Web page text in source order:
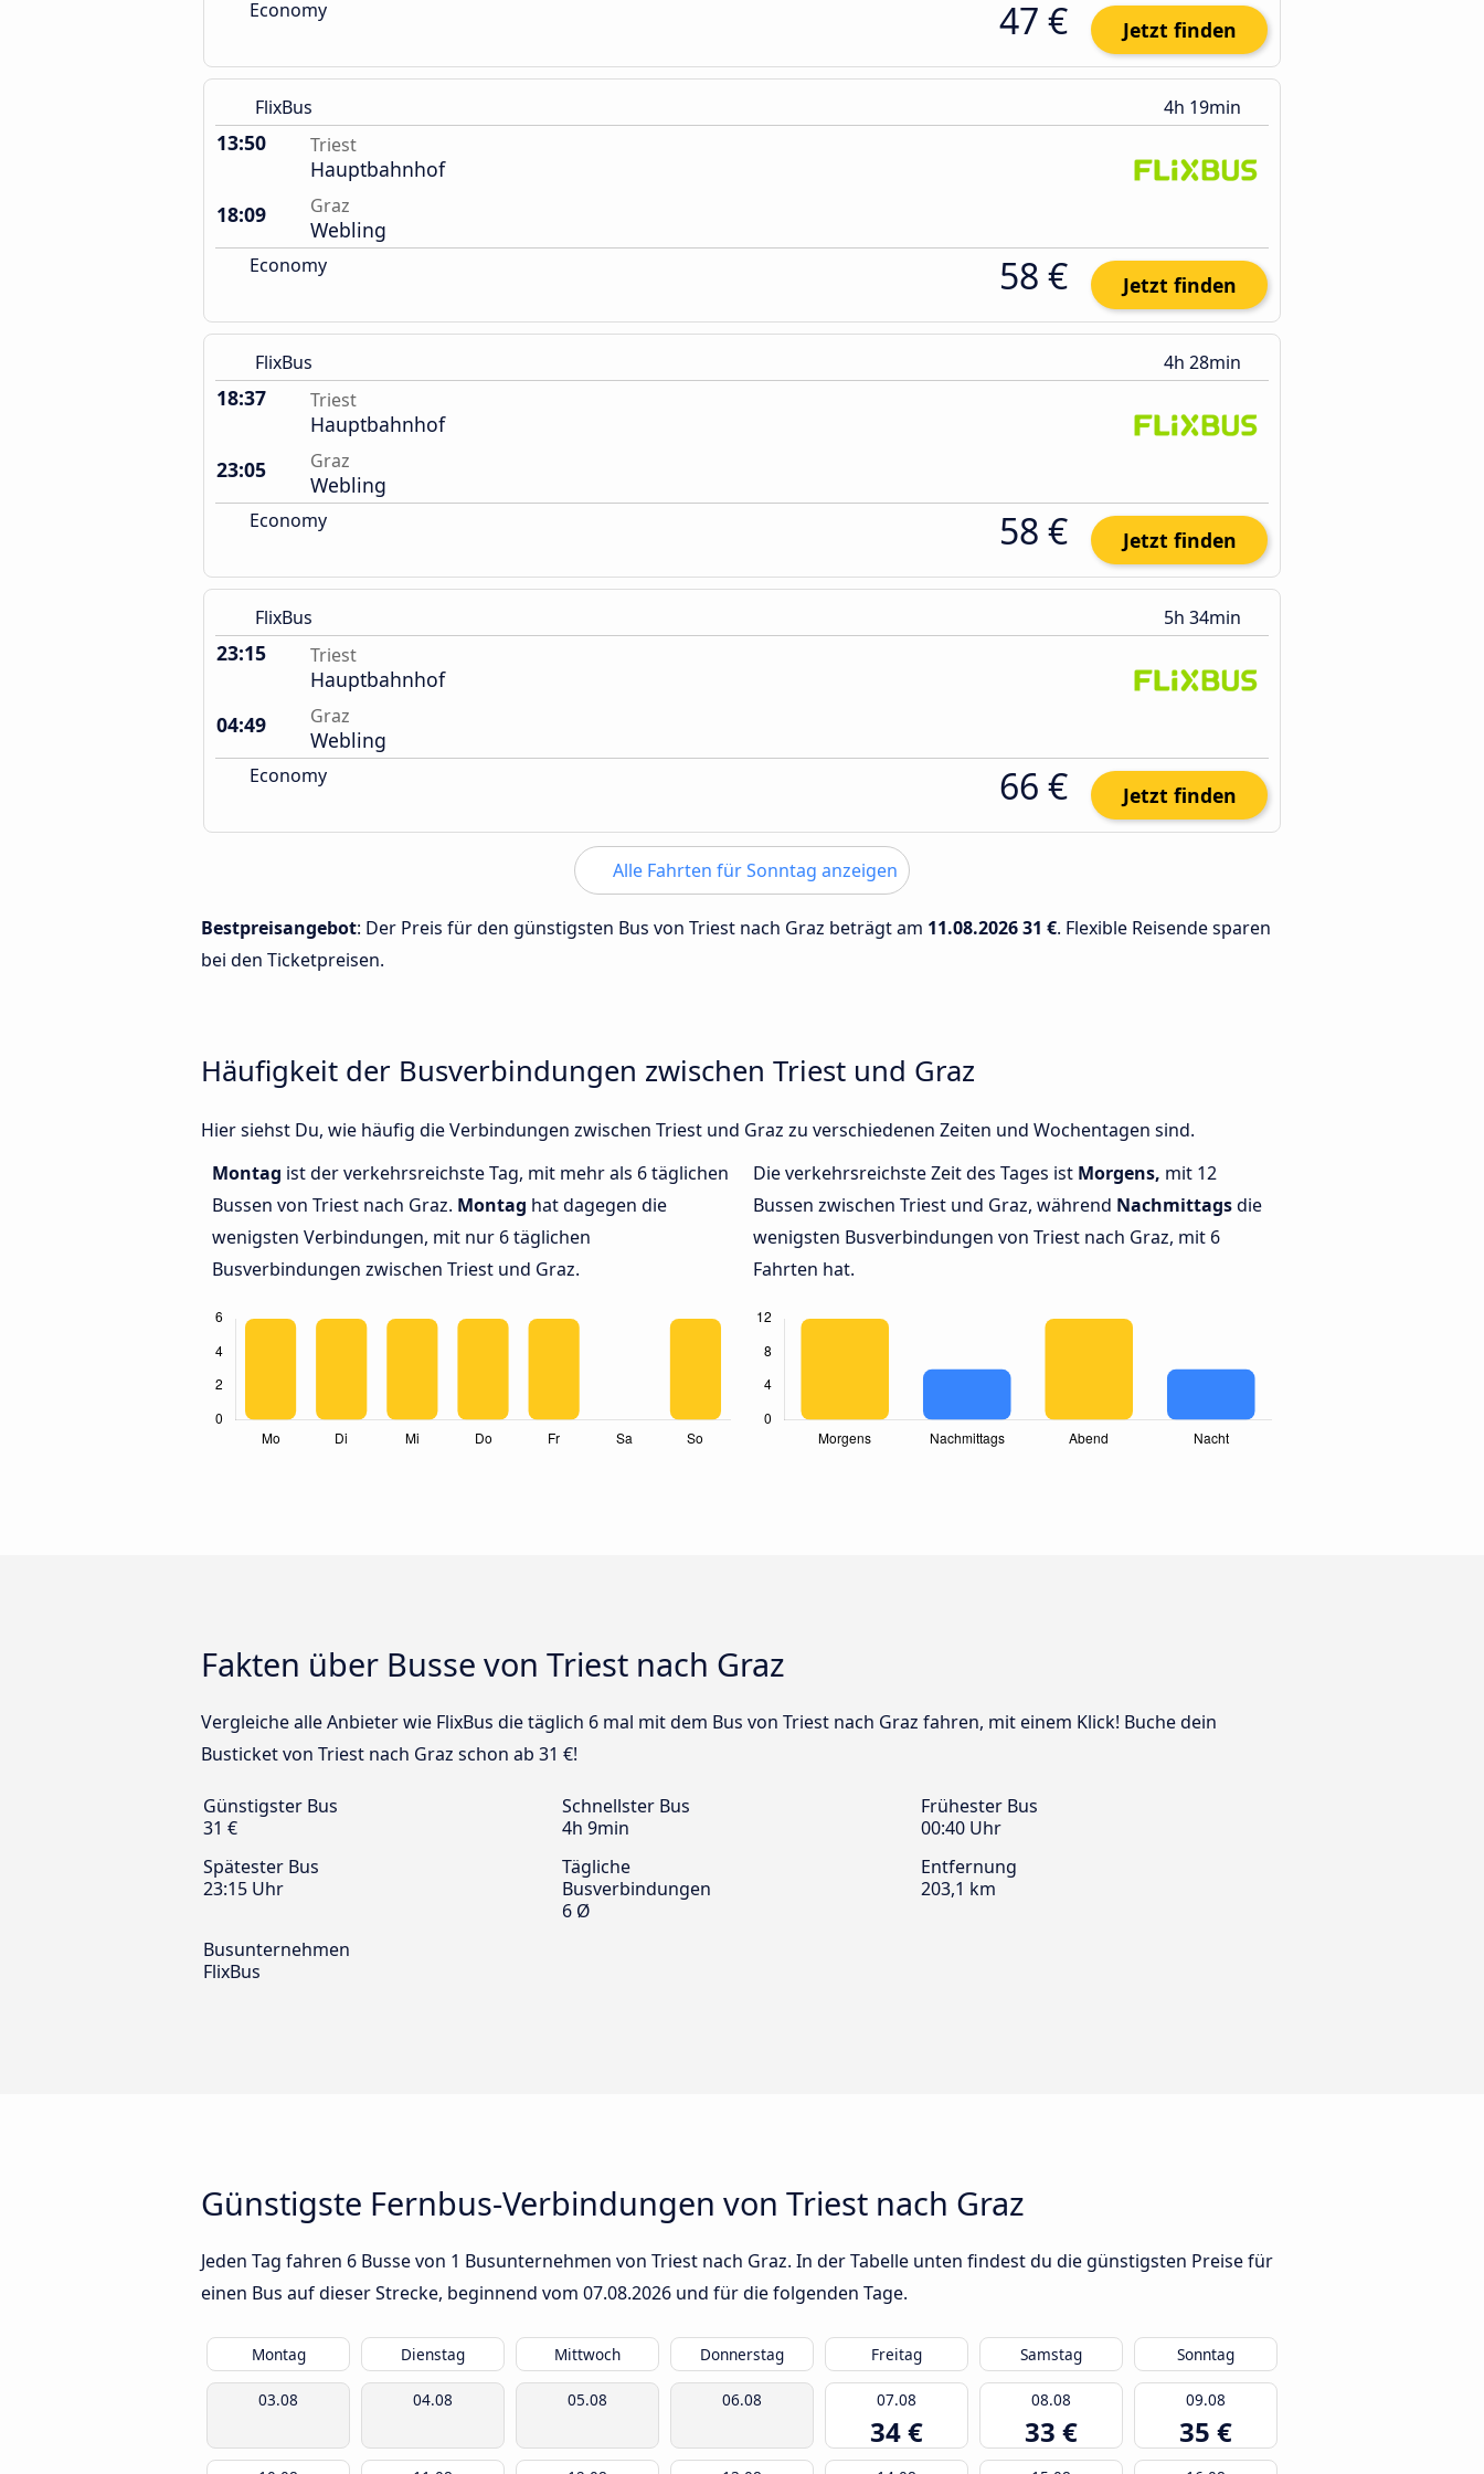
Economy 47 € Jetzt finden
FlixBus 4h 19min
13:50 Triest
Hauptbahnhof
18:09
Graz
Webling
Economy 58 € Jetzt finden
FlixBus 4h 28min
18:37 Triest
Hauptbahnhof
23:05
Graz
Webling
Economy 58 € Jetzt finden
FlixBus 5h 34min
23:15 Triest
Hauptbahnhof
04:49
Graz
Webling
Economy 66 € Jetzt finden
Alle Fahrten für Sonntag anzeigen
Bestpreisangebot: Der Preis für den günstigsten Bus von Triest nach Graz beträgt am 11.08.202631 €. Flexible Reisende sparen
bei den Ticketpreisen.
Häufigkeit der Busverbindungen zwischen Triest und Graz
Hier siehst Du, wie häufig die Verbindungen zwischen Triest und Graz zu verschiedenen Zeiten und Wochentagen sind.
Montag ist der verkehrsreichste Tag, mit mehr als 6 täglichen
Bussen von Triest nach Graz. Montag hat dagegen die
wenigsten Verbindungen, mit nur 6 täglichen
Busverbindungen zwischen Triest und Graz.
Die verkehrsreichste Zeit des Tages ist Morgens, mit 12
Bussen zwischen Triest und Graz, während Nachmittagsdie
wenigsten Busverbindungen von Triest nach Graz, mit 6
Fahrten hat.
Fakten über Busse von Triest nach Graz
Vergleiche alle Anbieter wie FlixBus die täglich 6 mal mit dem Bus von Triest nach Graz fahren, mit einem Klick! Buche dein
Busticket von Triest nach Graz schon ab 31 €!
Günstigster Bus
31 €
Schnellster Bus
4h 9min
Frühester Bus
00:40 Uhr
Spätester Bus
23:15 Uhr
Tägliche
Busverbindungen
6 Ø
Entfernung
203,1 km
Busunternehmen
FlixBus
Günstigste Fernbus-Verbindungen von Triest nach Graz
Jeden Tag fahren 6 Busse von 1 Busunternehmen von Triest nach Graz. In der Tabelle unten findest du die günstigsten Preise für
einen Bus auf dieser Strecke, beginnend vom 07.08.2026 und für die folgenden Tage.
Montag Dienstag Mittwoch Donnerstag Freitag Samstag Sonntag
03.08 04.08 05.08 06.08 07.08
34 €
08.08
33 €
09.08
35 €